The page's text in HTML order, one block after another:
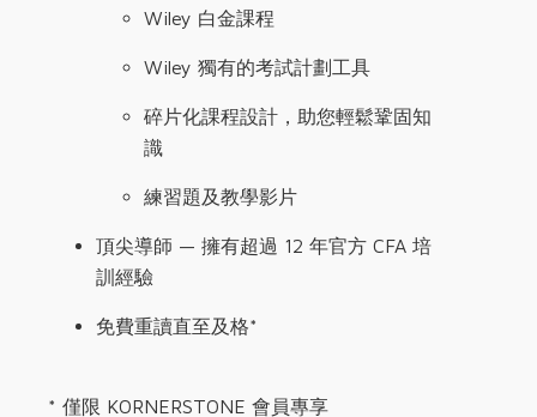
Wiley 白金課程
Wiley 獨有的考試計劃工具
碎片化課程設計，助您輕鬆鞏固知
識
練習題及教學影片
頂尖導師 — 擁有超過 12 年官方 CFA 培
訓經驗
免費重讀直至及格*
* 僅限 KORNERSTONE 會員專享